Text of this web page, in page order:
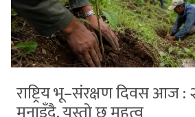
राष्ट्रिय भू–संरक्षण दिवस आज